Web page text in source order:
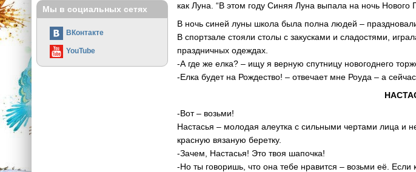
как Луна. “В этом году Синяя Луна выпала на ночь Нового
В ночь синей луны школа была полна людей –
В спортзале стояли столы с закусками и сладостями,
праздничных одеждах.
-А где же елка? – ищу я верную спутницу новогоднего
-Елка будет на Рождество! – отвечает мне Роуда – а
-Вот – возьми!
Настасья – молодая алеутка с сильными чертами лица и
красную вязаную беретку.
-Зачем, Настасья! Это твоя шапочка!
-Но ты говоришь, что она тебе нравится – возьми её. Если
Мы в социальных сетях
ВКонтакте
YouTube